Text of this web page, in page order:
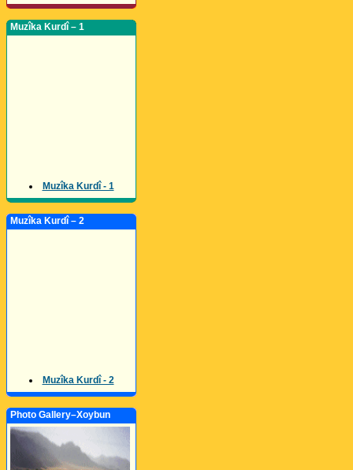
Muzîka Kurdî – 1
Muzîka Kurdî - 1
Muzîka Kurdî – 2
Muzîka Kurdî - 2
Photo Gallery–Xoybun